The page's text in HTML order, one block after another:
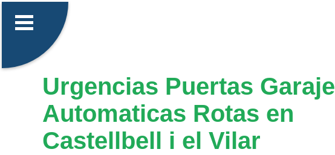
Urgencias Puertas Garaje
Automaticas Rotas en
Castellbell i el Vilar